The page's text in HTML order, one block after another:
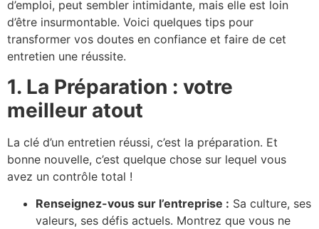
d’emploi, peut sembler intimidante, mais elle est loin
d’être insurmontable. Voici quelques tips pour
transformer vos doutes en confiance et faire de cet
entretien une réussite.
1. La Préparation : votre
meilleur atout
La clé d’un entretien réussi, c’est la préparation. Et
bonne nouvelle, c’est quelque chose sur lequel vous
avez un contrôle total !
Renseignez-vous sur l’entreprise : Sa culture, ses
valeurs, ses défis actuels. Montrez que vous ne